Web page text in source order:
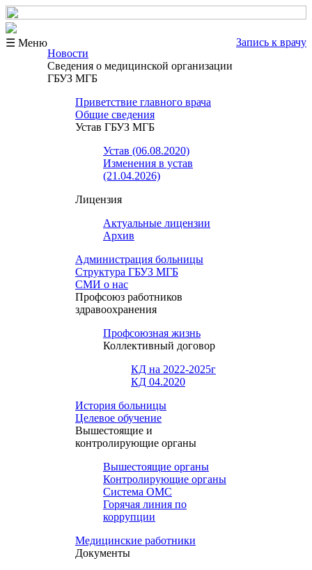
☰ Меню
Запись к врачу
Новости
Сведения о медицинской организации
ГБУЗ МГБ
Приветствие главного врача
Общие сведения
Устав ГБУЗ МГБ
Устав (06.08.2020)
Изменения в устав
(21.04.2026)
Лицензия
Актуальные лицензии
Архив
Администрация больницы
Структура ГБУЗ МГБ
СМИ о нас
Профсоюз работников
здравоохранения
Профсоюзная жизнь
Коллективный договор
КД на 2022-2025г
КД 04.2020
История больницы
Целевое обучение
Вышестоящие и
контролирующие органы
Вышестоящие органы
Контролирующие органы
Система ОМС
Горячая линия по
коррупции
Медицинские работники
Документы